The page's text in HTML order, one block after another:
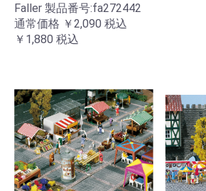
Faller 製品番号:fa272442
通常価格 ￥2,090 税込
￥1,880 税込